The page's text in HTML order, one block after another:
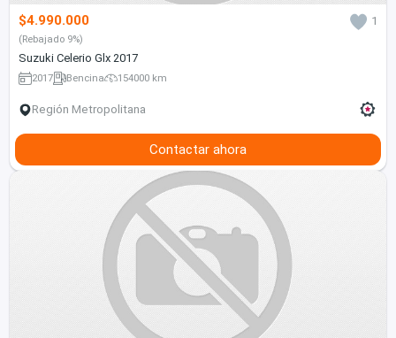
$4.990.000 1
(Rebajado 9%)
Suzuki Celerio Glx 2017
2017 Bencina 154000 km
Región Metropolitana
Contactar ahora